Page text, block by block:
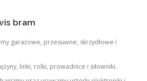
bram
garażowe, przesuwne, skrzydłowe i
linki, rolki, prowadnice i siłowniki.